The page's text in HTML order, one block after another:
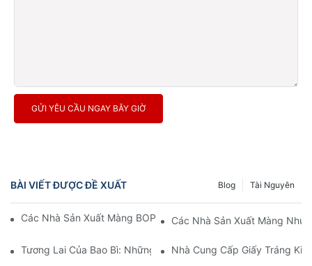
GỬI YÊU CẦU NGAY BÂY GIỜ
BÀI VIẾT ĐƯỢC ĐỀ XUẤT Tài Nguyên
Blog
Các Nhà Sản Xuất Màng BOPP: Xương Sống Của Bao Bì Mềm
Các Nhà Sản Xuất Màng
Tương Lai Của Bao Bì: Những Hiểu Biết Từ Các Nhà Sản Xuất
Nhà Cung Cấp Giấy Tráng